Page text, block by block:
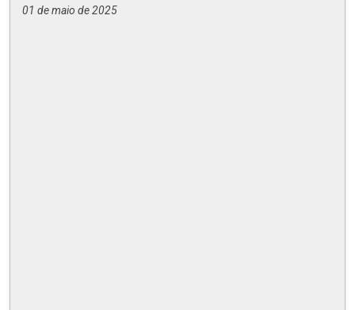
01 de maio de 2025